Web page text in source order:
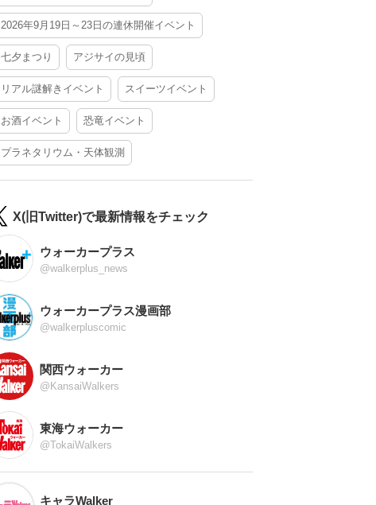
2026年9月19日～23日の連休開催イベント
七夕まつり アジサイの見頃
リアル謎解きイベント スイーツイベント
お酒イベント 恐竜イベント
プラネタリウム・天体観測
X(旧Twitter)で最新情報をチェック
ウォーカープラス
@walkerplus_news
ウォーカープラス漫画部
@walkerpluscomic
関西ウォーカー
@KansaiWalkers
東海ウォーカー
@TokaiWalkers
キャラWalker